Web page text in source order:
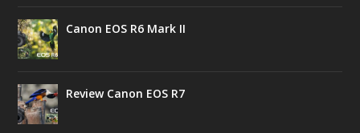
Canon EOS R6 Mark II
Review Canon EOS R7